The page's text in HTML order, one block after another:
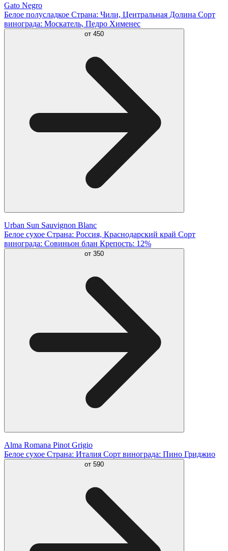
Gato Negro
Белое полусладкое Страна: Чили, Центральная Долина Сорт
винограда: Москатель, Педро Хименес
от 450
Urban Sun Sauvignon Blanc
Белое сухое Страна: Россия, Краснодарский край Сорт
винограда: Совиньон блан Крепость: 12%
от 350
Alma Romana Pinot Grigio
Белое сухое Страна: Италия Сорт винограда: Пино Гриджио
от 590